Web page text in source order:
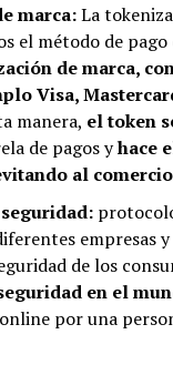
marca:La
el método de
de marca,
Visa,
manera, el token
de pagos yhace
al comercio
empresas
de los
en el
por una